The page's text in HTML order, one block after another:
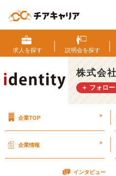
阪
で
も
開
催！
6
日
（土）
式
会
求人を探す 説明会を探す
株式会
＋ フォロー
企業TOP >
企業情報 >
インタビュー